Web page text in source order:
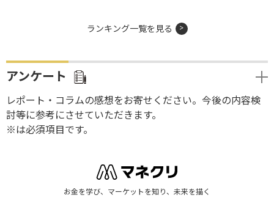
ランキング一覧を見る
アンケート
レポート・コラムの感想をお寄せください。今後の内容検
討等に参考にさせていただきます。
※は必須項目です。
お金を学び、マーケットを知り、未来を描く